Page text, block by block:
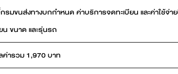
มขนส่งทางบกกำหนด ค่าบริการจดทะเบียน และค่าใช้จ่า
ขนาด และรุ่นรถ
ารวม 1,970 บาท